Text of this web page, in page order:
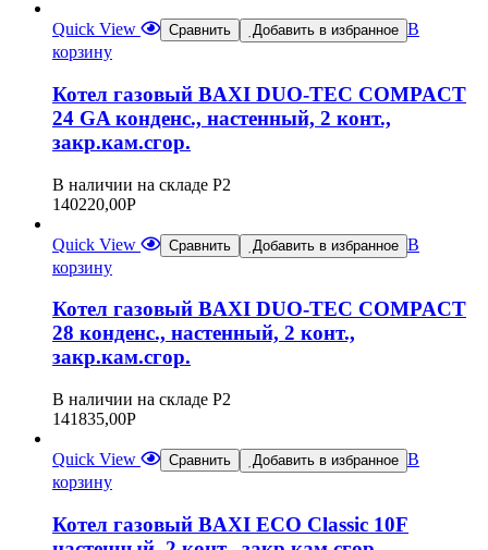
Quick View Сравнить Добавить в избранное В
корзину
Котел газовый BAXI DUO-TEC COMPACT
24 GA конденс., настенный, 2 конт.,
закр.кам.сгор.
В наличии на складе Р2
140220,00Р
Quick View Сравнить Добавить в избранное В
корзину
Котел газовый BAXI DUO-TEC COMPACT
28 конденс., настенный, 2 конт.,
закр.кам.сгор.
В наличии на складе Р2
141835,00Р
Quick View Сравнить Добавить в избранное В
корзину
Котел газовый BAXI ECO Classic 10F